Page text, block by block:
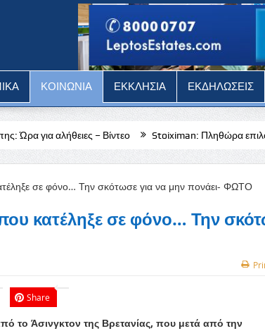
ΚΟΙΝΩΝΙΑ ΕΚΚΛΗΣΙΑ ΕΚΔΗΛΩΣΕΙΣ
– Βίντεο Stoiximan: Πληθώρα επιλογών για το PSV
κατέληξε σε φόνο… Την
Share
το Άσινγκτον της Βρετανίας, που μετά από την